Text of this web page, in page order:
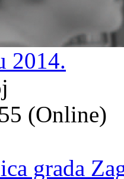
2014.
(Online)
grada